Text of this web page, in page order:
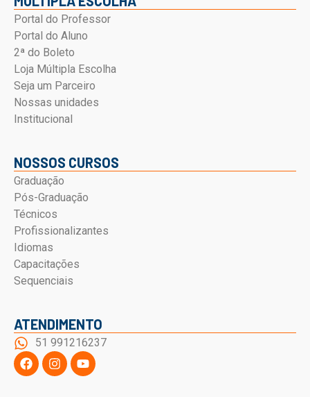
Portal do Professor
Portal do Aluno
2ª do Boleto
Loja Múltipla Escolha
Seja um Parceiro
Nossas unidades
Institucional
NOSSOS CURSOS
Graduação
Pós-Graduação
Técnicos
Profissionalizantes
Idiomas
Capacitações
Sequenciais
ATENDIMENTO
51 991216237